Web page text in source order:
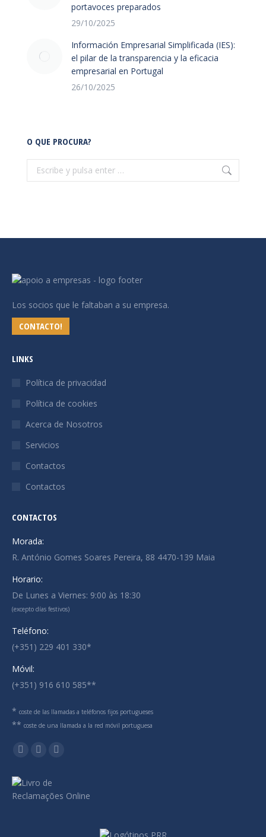
portavoces preparados
29/10/2025
Información Empresarial Simplificada (IES):
el pilar de la transparencia y la eficacia
empresarial en Portugal
26/10/2025
O QUE PROCURA?
Buscar:
Los socios que le faltaban a su empresa.
CONTACTO!
LINKS
Política de privacidad
Política de cookies
Acerca de Nosotros
Servicios
Contactos
Contactos
CONTACTOS
Morada:
R. António Gomes Soares Pereira, 88 4470-139 Maia
Horario:
De Lunes a Viernes: 9:00 às 18:30
(excepto días festivos)
Teléfono:
(+351) 229 401 330*
Móvil:
(+351) 916 610 585**
* coste de las llamadas a teléfonos fijos portugueses
** coste de una llamada a la red móvil portuguesa
Encuéntranos en:
Linkedin
opens
in
Mail
opens
in
Whatsapp
in